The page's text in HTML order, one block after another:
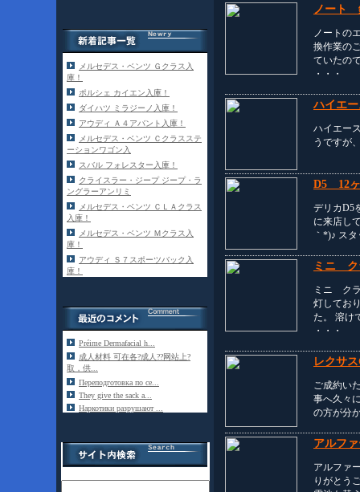
メルセデス・ベンツ Ｇクラス入
庫！
ポルシェ カイエン入庫！
ダイハツ ミラジーノ入庫！
アウディ Ａ４アバント入庫！
メルセデス・ベンツ Ｃクラスステ
ーションワゴン入
スバル フォレスター入庫！
クライスラー・ジープ ジープ・ラ
ングラーアンリミ
メルセデス・ベンツ ＣＬＡクラス
入庫！
メルセデス・ベンツ Ｍクラス入
庫！
アウディ Ｓ７スポーツバック入
庫！
Préime Dermafacial h...
成人材料 可在各?成人??网站上?
取，供...
Переподготовка по се...
They give the sack a...
Наркотики разрушают ...
ノート
ノートの
換作業の
ていたの
・・・
ハイエ
ハイエー
うですが
D5 12
デリカD5
に来店し
｀*)♪ ス
ミニ ク
ミニ ク
灯してお
た。 溶け
・・・
レクサ
ご成約い
事へ久々
の方が分
アルフ
アルファ
りがとう